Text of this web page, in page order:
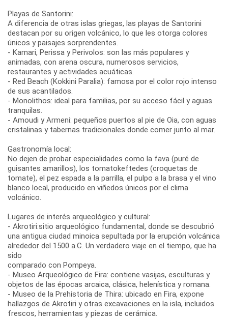
Playas de Santorini:
A diferencia de otras islas griegas, las playas de Santorini
destacan por su origen volcánico, lo que les otorga colores
únicos y paisajes sorprendentes.
- Kamari, Perissa y Perivolos: son las más populares y
animadas, con arena oscura, numerosos servicios,
restaurantes y actividades acuáticas.
- Red Beach (Kokkini Paralia): famosa por el color rojo intenso
de sus acantilados.
- Monolithos: ideal para familias, por su acceso fácil y aguas
tranquilas.
- Amoudi y Armeni: pequeños puertos al pie de Oia, con aguas
cristalinas y tabernas tradicionales donde comer junto al mar.
Gastronomía local:
No dejen de probar especialidades como la fava (puré de
guisantes amarillos), los tomatokeftedes (croquetas de
tomate), el pez espada a la parrilla, el pulpo a la brasa y el vino
blanco local, producido en viñedos únicos por el clima
volcánico.
Lugares de interés arqueológico y cultural:
- Akrotiri:sitio arqueológico fundamental, donde se descubrió
una antigua ciudad minoica sepultada por la erupción volcánica
alrededor del 1500 a.C. Un verdadero viaje en el tiempo, que ha
sido
comparado con Pompeya.
- Museo Arqueológico de Fira: contiene vasijas, esculturas y
objetos de las épocas arcaica, clásica, helenística y romana.
- Museo de la Prehistoria de Thira: ubicado en Fira, expone
hallazgos de Akrotiri y otras excavaciones en la isla, incluidos
frescos, herramientas y piezas de cerámica.